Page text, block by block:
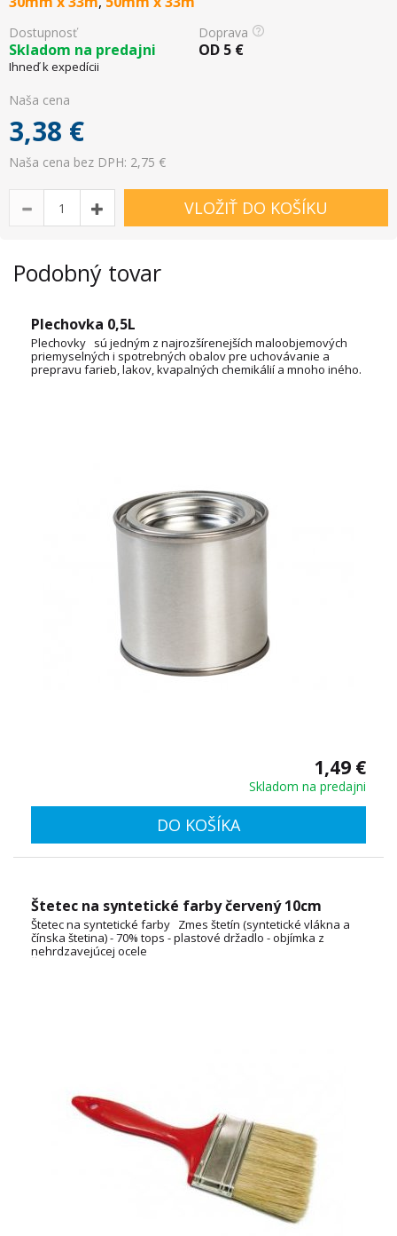
Dostupnosť Doprava
Skladom na predajni
Ihneď k expedícii
OD 5 €
Naša cena
3,38 €
Naša cena bez DPH: 2,75 €
VLOŽIŤ DO KOŠÍKU
Podobný tovar
Plechovka 0,5L
Plechovky sú jedným z najrozšírenejších maloobjemových
priemyselných i spotrebných obalov pre uchovávanie a
prepravu farieb, lakov, kvapalných chemikálií a mnoho iného.
1,49 €
Skladom na predajni
DO KOŠÍKA
Štetec na syntetické farby červený 10cm
Štetec na syntetické farby Zmes štetín (syntetické vlákna a
čínska štetina) - 70% tops - plastové držadlo - objímka z
nehrdzavejúcej ocele